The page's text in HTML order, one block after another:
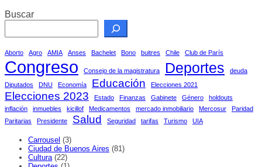
Buscar
Aborto Agro AMIA Anses Bachelet Bono buitres Chile Club de París
Congreso Consejo de la magistratura Deportes
deuda
Diputados
DNU Economía Educación Elecciones 2021
Elecciones 2023 Estado Finanzas Gabinete Género
holdouts
inflación
inmuebles kicillof Medicamentos mercado inmobiliario Mercosur
Paridad
Paritarias
Presidente Salud Seguridad tarifas Turismo UIA
Carrousel (3)
Ciudad de Buenos Aires (81)
Cultura (22)